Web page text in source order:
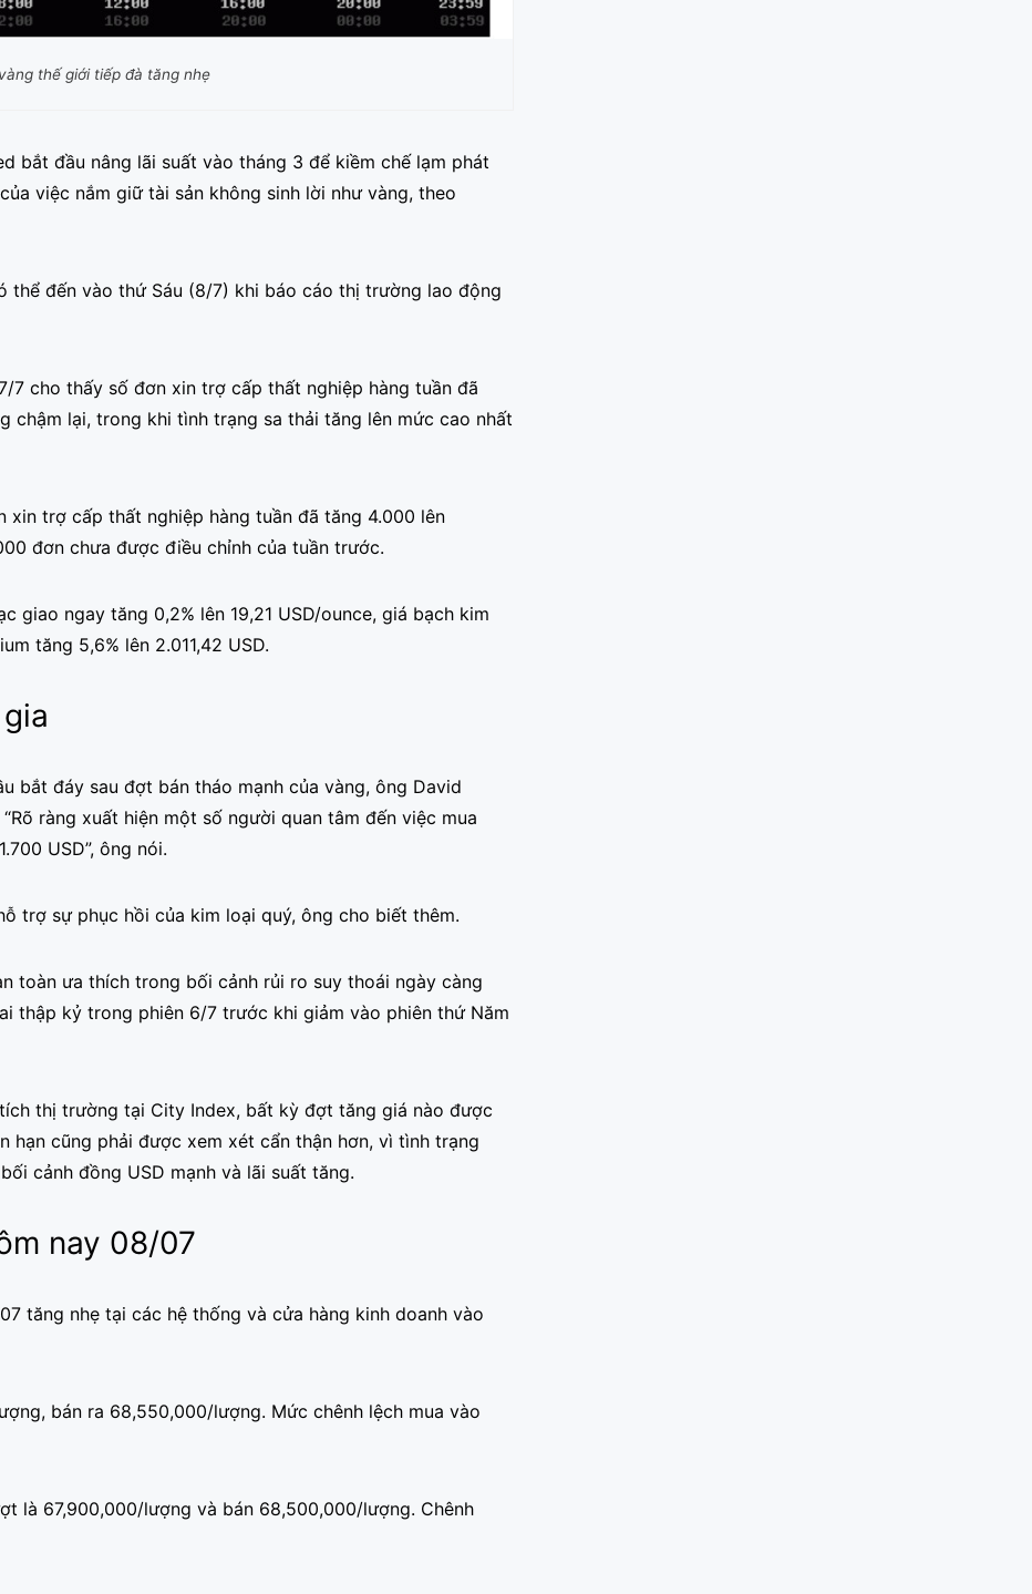
thế giới tiếp đà tăng nhẹ
bắt đầu nâng lãi suất vào tháng 3 để kiềm chế lạm phát
việc nắm giữ tài sản không sinh lời như vàng, theo
đến vào thứ Sáu (8/7) khi báo cáo thị trường lao động
7 cho thấy số đơn xin trợ cấp thất nghiệp hàng tuần đã
chậm lại, trong khi tình trạng sa thải tăng lên mức cao nhất
xin trợ cấp thất nghiệp hàng tuần đã tăng 4.000 lên
đơn chưa được điều chỉnh của tuần trước.
giao ngay tăng 0,2% lên 19,21 USD/ounce, giá bạch kim
tăng 5,6% lên 2.011,42 USD.
bắt đáy sau đợt bán tháo mạnh của vàng, ông David
ràng xuất hiện một số người quan tâm đến việc mua
USD”, ông nói.
trợ sự phục hồi của kim loại quý, ông cho biết thêm.
toàn ưa thích trong bối cảnh rủi ro suy thoái ngày càng
thập kỷ trong phiên 6/7 trước khi giảm vào phiên thứ Năm
thị trường tại City Index, bất kỳ đợt tăng giá nào được
hạn cũng phải được xem xét cẩn thận hơn, vì tình trạng
cảnh đồng USD mạnh và lãi suất tăng.
nay 08/07
tăng nhẹ tại các hệ thống và cửa hàng kinh doanh vào
bán ra 68,550,000/lượng. Mức chênh lệch mua vào
là 67,900,000/lượng và bán 68,500,000/lượng. Chênh